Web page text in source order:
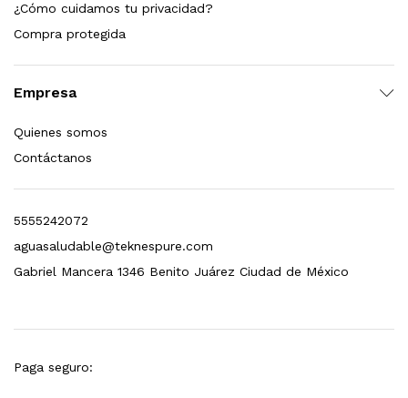
¿Cómo cuidamos tu privacidad?
Compra protegida
Empresa
Quienes somos
Contáctanos
5555242072
aguasaludable@teknespure.com
Gabriel Mancera 1346 Benito Juárez Ciudad de México
Paga seguro:
al carrito
SS304 Natural Cepillado | Agua Purificada
699.00
L/h, con filtración Welltek WT-WFS600-4S